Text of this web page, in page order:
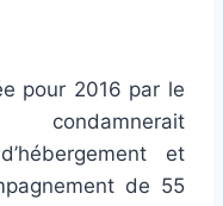
pour 2016 par le
condamnerait
et
de 55